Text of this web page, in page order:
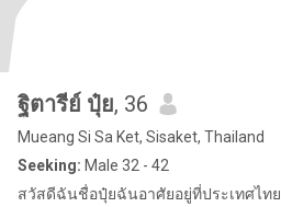
ฐิตารีย์ ปุ๋ย, 36
Mueang Si Sa Ket, Sisaket, Thailand
Seeking: Male 32 - 42
สวัสดีฉันชื่อปุ๋ยฉันอาศัยอยู่ที่ประเทศไทย